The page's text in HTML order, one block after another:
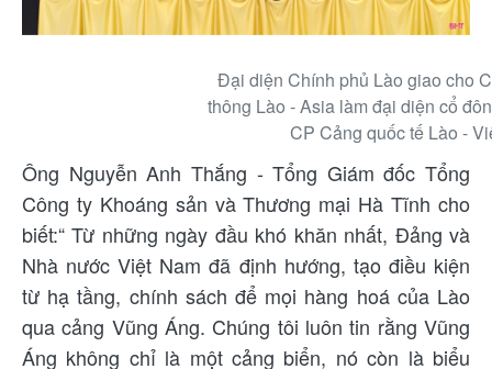
Đại diện Chính phủ Lào giao cho
thông Lào - Asia làm đại diện cổ
CP Cảng quốc tế Lào -
Ông Nguyễn Anh Thắng - Tổng Giám đốc Tổng
Công ty Khoáng sản và Thương mại Hà Tĩnh cho
biết:“ Từ những ngày đầu khó khăn nhất, Đảng và
Nhà nước Việt Nam đã định hướng, tạo điều kiện
từ hạ tầng, chính sách để mọi hàng hoá của Lào
qua cảng Vũng Áng. Chúng tôi luôn tin rằng Vũng
Áng không chỉ là một cảng biển, nó còn là biểu